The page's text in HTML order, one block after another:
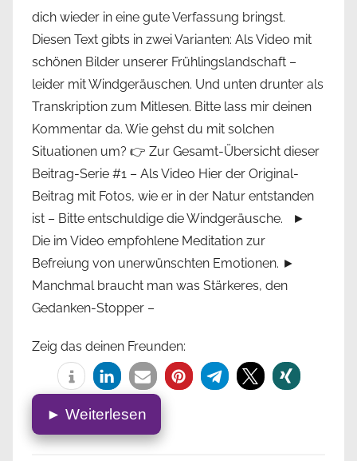
dich wieder in eine gute Verfassung bringst.
Diesen Text gibts in zwei Varianten: Als Video mit
schönen Bilder unserer Frühlingslandschaft –
leider mit Windgeräuschen. Und unten drunter als
Transkription zum Mitlesen. Bitte lass mir deinen
Kommentar da. Wie gehst du mit solchen
Situationen um? 👉 Zur Gesamt-Übersicht dieser
Beitrag-Serie #1 – Als Video Hier der Original-
Beitrag mit Fotos, wie er in der Natur entstanden
ist – Bitte entschuldige die Windgeräusche. ►
Die im Video empfohlene Meditation zur
Befreiung von unerwünschten Emotionen. ►
Manchmal braucht man was Stärkeres, den
Gedanken-Stopper –
Zeig das deinen Freunden:
► Weiterlesen